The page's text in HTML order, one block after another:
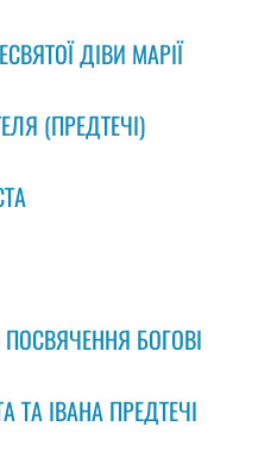
ДIВИ МАРIЇ
(ПРЕДТЕЧI)
БОГОВІ
ТА ІВАНА ПРЕДТЕЧІ